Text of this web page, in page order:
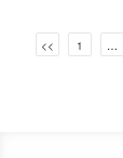
ゲ
ー
<< 1 …